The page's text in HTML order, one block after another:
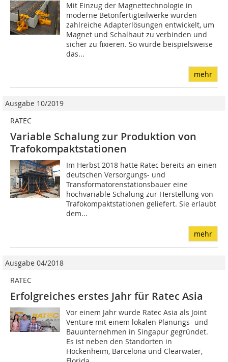
Mit Einzug der Magnettechnologie in
moderne Betonfertigteilwerke wurden
zahlreiche Adapterlösungen entwickelt, um
Magnet und Schalhaut zu verbinden und
sicher zu fixieren. So wurde beispielsweise
das...
mehr
Ausgabe 10/2019
RATEC
Variable Schalung zur Produktion von
Trafokompaktstationen
Im Herbst 2018 hatte Ratec bereits an einen
deutschen Versorgungs- und
Transformatorenstationsbauer eine
hochvariable Schalung zur Herstellung von
Trafokompaktstationen geliefert. Sie erlaubt
dem...
mehr
Ausgabe 04/2018
RATEC
Erfolgreiches erstes Jahr für Ratec Asia
Vor einem Jahr wurde Ratec Asia als Joint
Venture mit einem lokalen Planungs- und
Bauunternehmen in Singapur gegründet.
Es ist neben den Standorten in
Hockenheim, Barcelona und Clearwater,